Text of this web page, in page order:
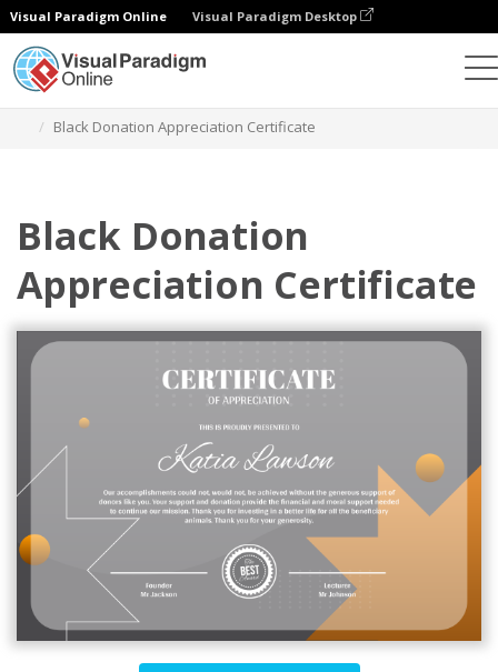
Visual Paradigm Online Visual Paradigm Desktop
Black Donation Appreciation Certificate
Black Donation
Appreciation Certificate